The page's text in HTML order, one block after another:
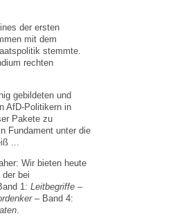
der ersten
mit dem
stemmte.
rechten
gebildeten und
AfD-Politikern in
Pakete zu
Fundament unter die
...
Wir bieten heute
bei
1: Leitbegriffe –
– Band 4: